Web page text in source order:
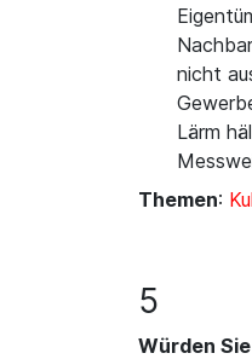
nicht
Lärm
Themen:
5
Würden